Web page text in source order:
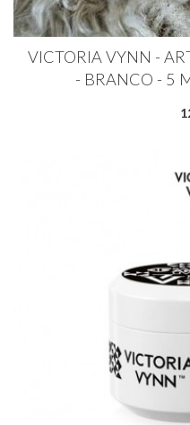
VICTORIA VYNN -
- BRANCO - 5